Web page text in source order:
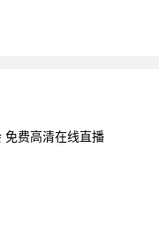
免费高清在线直播